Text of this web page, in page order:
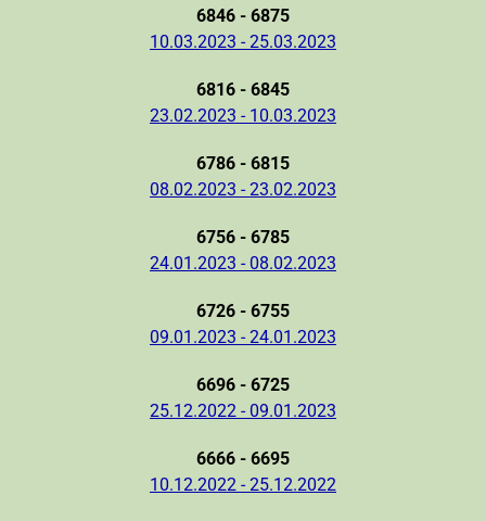
6846 - 6875
10.03.2023 - 25.03.2023
6816 - 6845
23.02.2023 - 10.03.2023
6786 - 6815
08.02.2023 - 23.02.2023
6756 - 6785
24.01.2023 - 08.02.2023
6726 - 6755
09.01.2023 - 24.01.2023
6696 - 6725
25.12.2022 - 09.01.2023
6666 - 6695
10.12.2022 - 25.12.2022